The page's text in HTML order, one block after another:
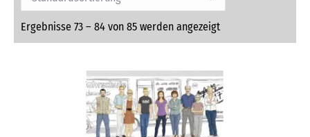
Ergebnisse 73 – 84 von 85 werden angezeigt